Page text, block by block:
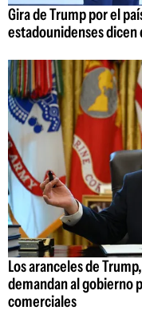
Gira de Trump por el
estadounidenses dicen
Los aranceles de
demandan al gobierno
comerciales